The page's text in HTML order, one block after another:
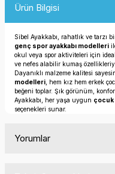
Ürün Bilgisi
Sibel Ayakkabı, rahatlık ve tarzı
genç spor ayakkabı modelleri
okul veya spor aktiviteleri için
ve nefes alabilir kumaş
Dayanıklı malzeme kalitesi
modelleri , hem kız hem erkek
beğeni toplar. Şık görünüm,
Ayakkabı, her yaşa uygun çocuk
seçenekleri sunar.
Yorumlar